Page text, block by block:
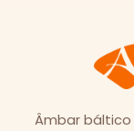
Âmbar báltico